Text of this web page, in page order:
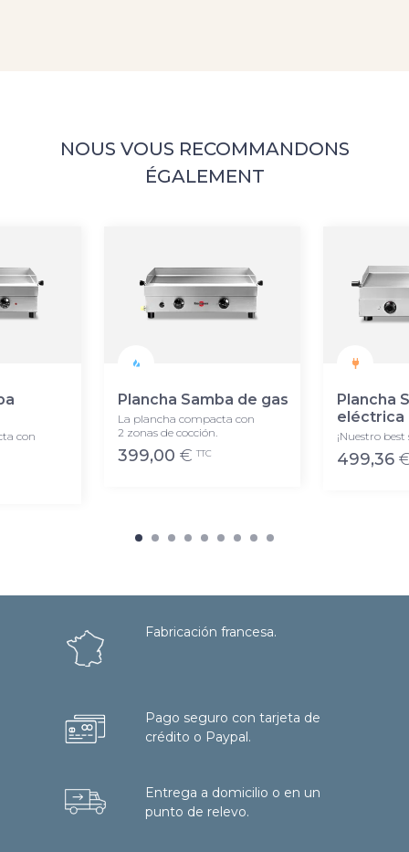
NOUS VOUS RECOMMANDONS
ÉGALEMENT
con
Plancha Samba de gas
La plancha compacta con
2 zonas de cocción.
399,00 € TTC
Plancha
eléctrica
¡Nuestro best
499,36
Fabricación francesa.
Pago seguro con tarjeta de
crédito o Paypal.
Entrega a domicilio o en un
punto de relevo.